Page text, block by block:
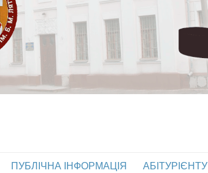
ПУБЛІЧНА ІНФОРМАЦІЯ АБІТУРІЄНТУ